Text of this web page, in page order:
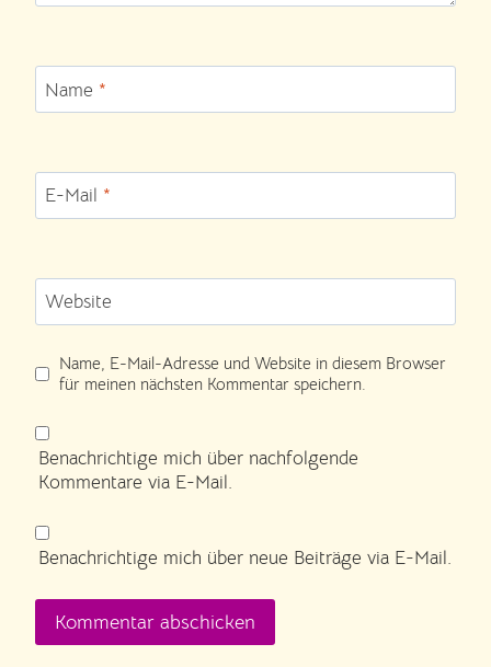
Name *
E-Mail *
Website
Name, E-Mail-Adresse und Website in diesem Browser
für meinen nächsten Kommentar speichern.
Benachrichtige mich über nachfolgende
Kommentare via E-Mail.
Benachrichtige mich über neue Beiträge via E-Mail.